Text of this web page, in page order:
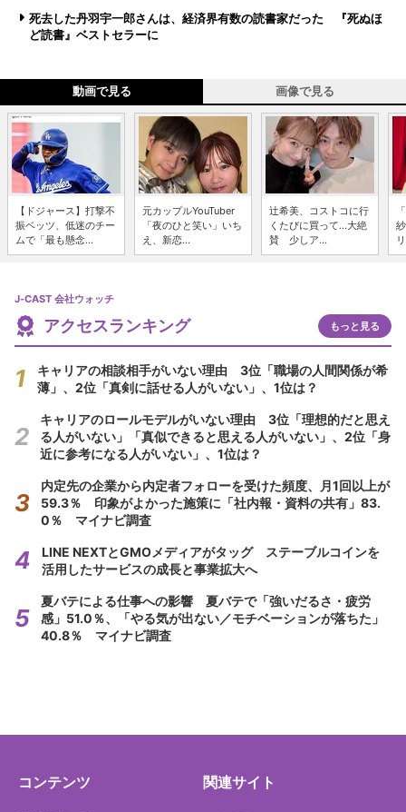
死去した丹羽宇一郎さんは、経済界有数の読書家だった 『死ぬほ
ど読書』ベストセラーに
動画で見る 画像で見る
【ドジャース】打撃不
振ベッツ、低迷のチー
ムで「最も懸念...
元カップルYouTuber
「夜のひと笑い」いち
え、新恋...
辻希美、コストコに行
くたびに買って...大絶
賛 少しア...
J-CAST 会社ウォッチ
アクセスランキング もっと見る
キャリアの相談相手がいない理由 3位「職場の人間関係が希
薄」、2位「真剣に話せる人がいない」、1位は？
キャリアのロールモデルがいない理由 3位「理想的だと思え
る人がいない」「真似できると思える人がいない」、2位「身
近に参考になる人がいない」、1位は？
内定先の企業から内定者フォローを受けた頻度、月1回以上が
59.3％ 印象がよかった施策に「社内報・資料の共有」83.
0％ マイナビ調査
LINE NEXTとGMOメディアがタッグ ステーブルコインを
活用したサービスの成長と事業拡大へ
夏バテによる仕事への影響 夏バテで「強いだるさ・疲労
感」51.0％、「やる気が出ない／モチベーションが落ちた」
40.8％ マイナビ調査
コンテンツ 関連サイト